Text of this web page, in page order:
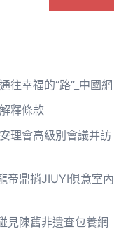
往幸福的“路”_中國網
釋條款
理會高級別會議并訪
帝鼎捎JIUYI俱意室內
見陳舊非遺查包養網